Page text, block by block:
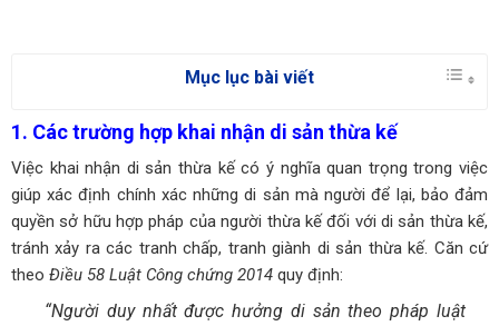
Mục lục bài viết
1. Các trường hợp khai nhận di sản thừa kế
Việc khai nhận di sản thừa kế có ý nghĩa quan trọng trong việc
giúp xác định chính xác những di sản mà người để lại, bảo đảm
quyền sở hữu hợp pháp của người thừa kế đối với di sản thừa kế,
tránh xảy ra các tranh chấp, tranh giành di sản thừa kế. Căn cứ
theo Điều 58 Luật Công chứng 2014 quy định:
“Người duy nhất được hưởng di sản theo pháp luật